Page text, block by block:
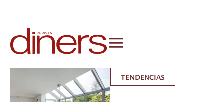
TENDENCIAS